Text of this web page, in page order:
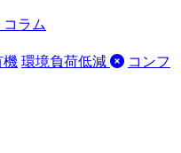
ラム
機 環境負荷低減
コンフ